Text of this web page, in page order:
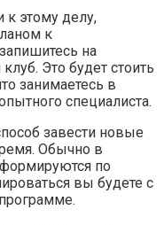
к этому делу,
к
на
Это будет стоить
занимаетесь в
специалиста.
завести новые
Обычно в
по
вы будете с